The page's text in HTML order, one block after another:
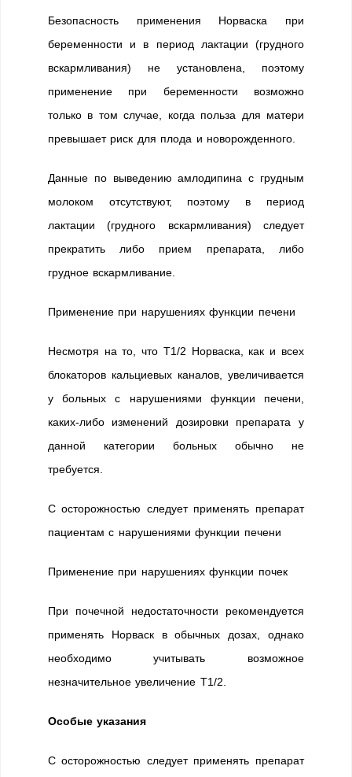
Безопасность применения Норваска при
беременности и в период лактации (грудного
вскармливания) не установлена, поэтому
применение при беременности возможно
только в том случае, когда польза для матери
превышает риск для плода и новорожденного.
Данные по выведению амлодипина с грудным
молоком отсутствуют, поэтому в период
лактации (грудного вскармливания) следует
прекратить либо прием препарата, либо
грудное вскармливание.
Применение при нарушениях функции печени
Несмотря на то, что T1/2 Норваска, как и всех
блокаторов кальциевых каналов, увеличивается
у больных с нарушениями функции печени,
каких-либо изменений дозировки препарата у
данной категории больных обычно не
требуется.
С осторожностью следует применять препарат
пациентам с нарушениями функции печени
Применение при нарушениях функции почек
При почечной недостаточности рекомендуется
применять Норваск в обычных дозах, однако
необходимо учитывать возможное
незначительное увеличение T1/2.
Особые указания
С осторожностью следует применять препарат